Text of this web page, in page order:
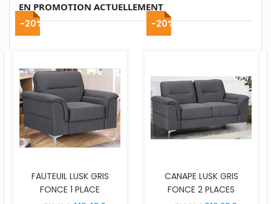
EN PROMOTION ACTUELLEMENT
-20%
FAUTEUIL LUSK GRIS
FONCE 1 PLACE
-20%
CANAPE LUSK GRIS
FONCE 2 PLACES